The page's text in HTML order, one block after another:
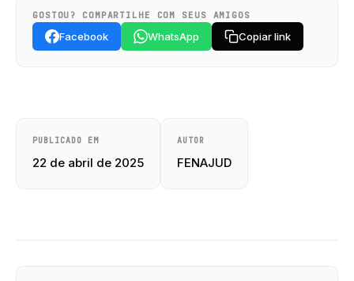
GOSTOU? COMPARTILHE COM SEUS AMIGOS
Facebook WhatsApp Copiar link
PUBLICADO EM
22 de abril de 2025
AUTOR
FENAJUD